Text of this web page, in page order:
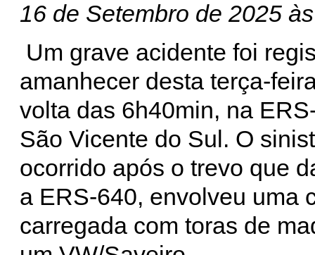
16 de Setembro de 2025
Um grave acidente foi
amanhecer desta terça-
volta das 6h40min, na
São Vicente do Sul. O
ocorrido após o trevo que
a ERS-640, envolveu uma
carregada com toras de